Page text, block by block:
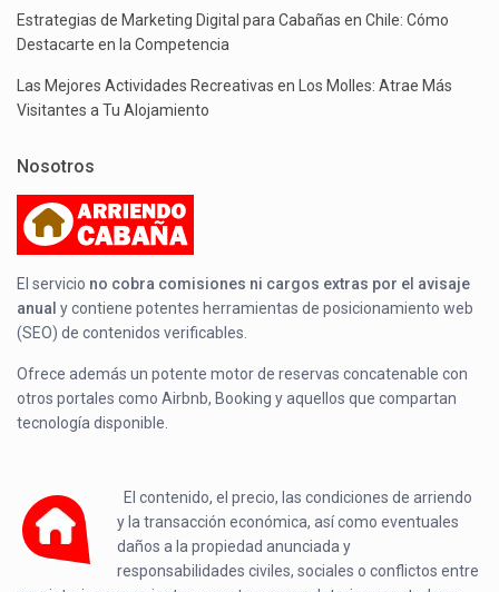
Estrategias de Marketing Digital para Cabañas en Chile: Cómo
Destacarte en la Competencia
Las Mejores Actividades Recreativas en Los Molles: Atrae Más
Visitantes a Tu Alojamiento
Nosotros
El servicio no cobra comisiones ni cargos extras por el avisaje
anual y contiene potentes herramientas de posicionamiento web
(SEO) de contenidos verificables.
Ofrece además un potente motor de reservas concatenable con
otros portales como Airbnb, Booking y aquellos que compartan
tecnología disponible.
El contenido, el precio, las condiciones de arriendo
y la transacción económica, así como eventuales
daños a la propiedad anunciada y
responsabilidades civiles, sociales o conflictos entre